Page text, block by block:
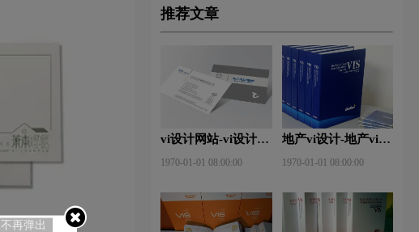
推荐文章
vi设计网站-vi设计网
1970-01-01 08:00:00
地产vi设计-地产vi设
1970-01-01 08:00:00
不再弹出